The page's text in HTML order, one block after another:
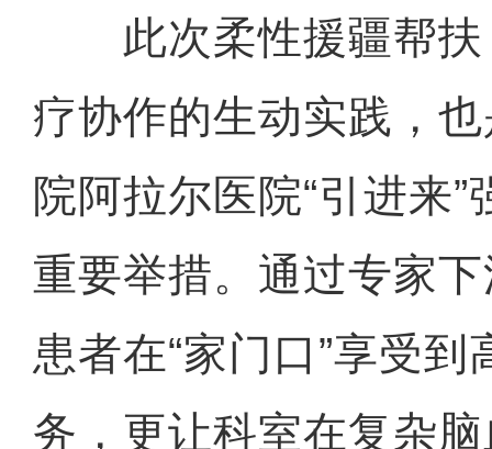
此次柔性援疆帮扶
疗协作的生动实践，
院阿拉尔医院“引进来
重要举措。通过专家
患者在“家门口”享受
务，更让科室在复杂